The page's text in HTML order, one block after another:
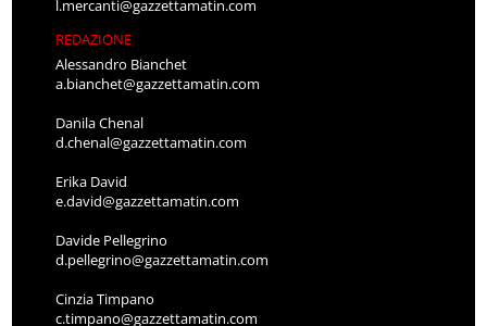
l.mercanti@gazzettamatin.com
REDAZIONE
Alessandro Bianchet
a.bianchet@gazzettamatin.com
Danila Chenal
d.chenal@gazzettamatin.com
Erika David
e.david@gazzettamatin.com
Davide Pellegrino
d.pellegrino@gazzettamatin.com
Cinzia Timpano
c.timpano@gazzettamatin.com